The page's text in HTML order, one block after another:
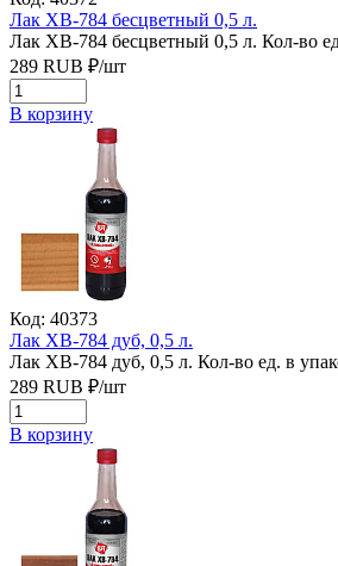
Лак ХВ-784 бесцветный 0,5 л.
Лак ХВ-784 бесцветный 0,5 л. Кол-во
289 RUB ₽/шт
В корзину
Код: 40373
Лак ХВ-784 дуб, 0,5 л.
Лак ХВ-784 дуб, 0,5 л. Кол-во ед. в
289 RUB ₽/шт
В корзину